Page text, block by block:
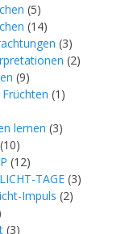
(5)
(14)
(3)
(2)
(9)
(1)
lernen (3)
(10)
(12)
TAGE (3)
Impuls (2)
(3)